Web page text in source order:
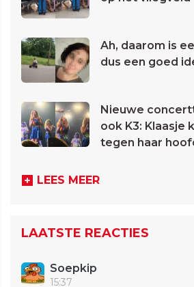
Ah, daarom is
dus een goed
Nieuwe
ook K3: Klaasje
tegen haar
LEES MEER
LAATSTE REACTIES
Soepkip
15:37